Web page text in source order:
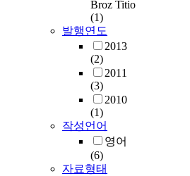
Broz Titio
(1)
발행연도
2013
(2)
2011
(3)
2010
(1)
작성언어
영어
(6)
자료형태